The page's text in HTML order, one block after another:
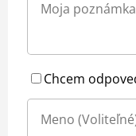
Chcem